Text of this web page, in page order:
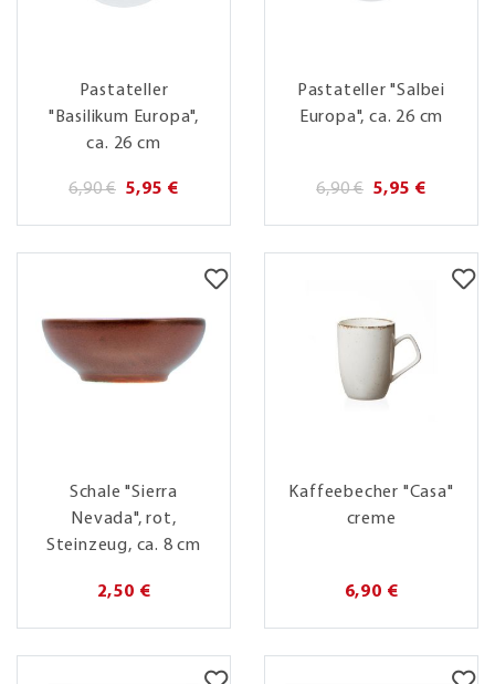
Pastateller
"Basilikum Europa",
ca. 26 cm
6,90 € 5,95 €
Pastateller "Salbei
Europa", ca. 26 cm
6,90 € 5,95 €
Schale "Sierra
Nevada", rot,
Steinzeug, ca. 8 cm
2,50 €
Kaffeebecher "Casa"
creme
6,90 €